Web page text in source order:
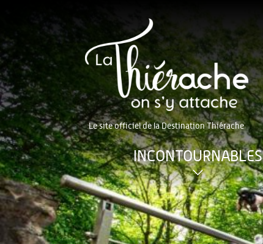
Le site officiel de la Destination Thiérache
INCONTOURNABLES